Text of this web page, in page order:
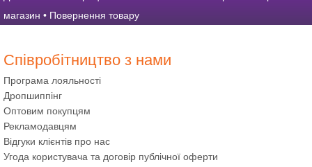
магазин • Повернення товару
Співробітництво з нами
Програма лояльності
Дропшиппінг
Оптовим покупцям
Рекламодавцям
Відгуки клієнтів про нас
Угода користувача та договір публічної оферти